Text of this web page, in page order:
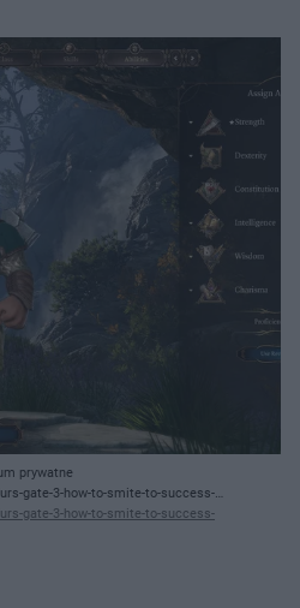
prywatne
gate-3-how-to-smite-to-success-
gate-3-how-to-smite-to-success-